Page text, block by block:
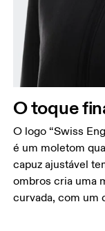
O toque
O logo “Swiss
é um moletom
capuz ajustável
ombros cria uma
curvada, com um